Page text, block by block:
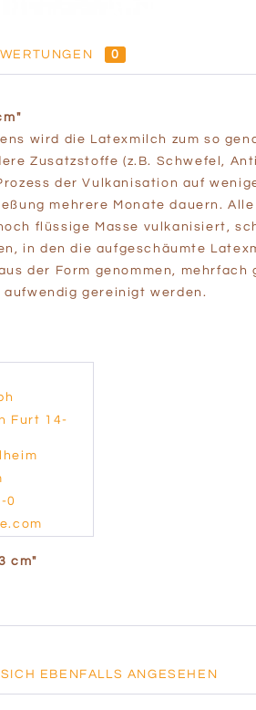
0
wird die Latexmilch zum so
Zusatzstoffe (z.B. Schwefel,
der Vulkanisation auf
mehrere Monate dauern.
flüssige Masse vulkanisiert,
in den die aufgeschäumte
der Form genommen,
gereinigt werden.
Furt 14-
0
cm"
EBENFALLS ANGESEHEN